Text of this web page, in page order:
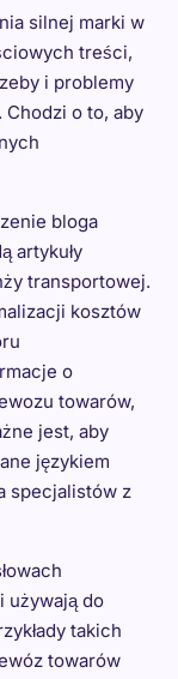
silnej marki w
treści,
i problemy
o to, aby
bloga
artykuły
transportowej.
kosztów
o
towarów,
jest, aby
językiem
specjalistów z
używają do
takich
towarów